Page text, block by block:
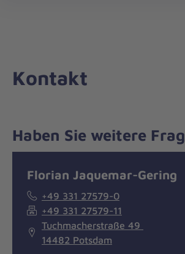
zum
Kontakt
Haben Sie weitere
Florian Jaquemar-Gering
+49 331 27579-0
+49 331 27579-11
Tuchmacherstraße 49
14482 Potsdam